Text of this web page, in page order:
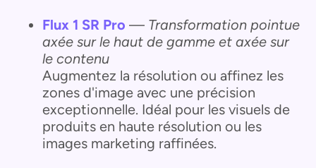
Flux 1 SR Pro — Transformation pointue
axée sur le haut de gamme et axée sur
le contenu
Augmentez la résolution ou affinez les
zones d'image avec une précision
exceptionnelle. Idéal pour les visuels de
produits en haute résolution ou les
images marketing raffinées.